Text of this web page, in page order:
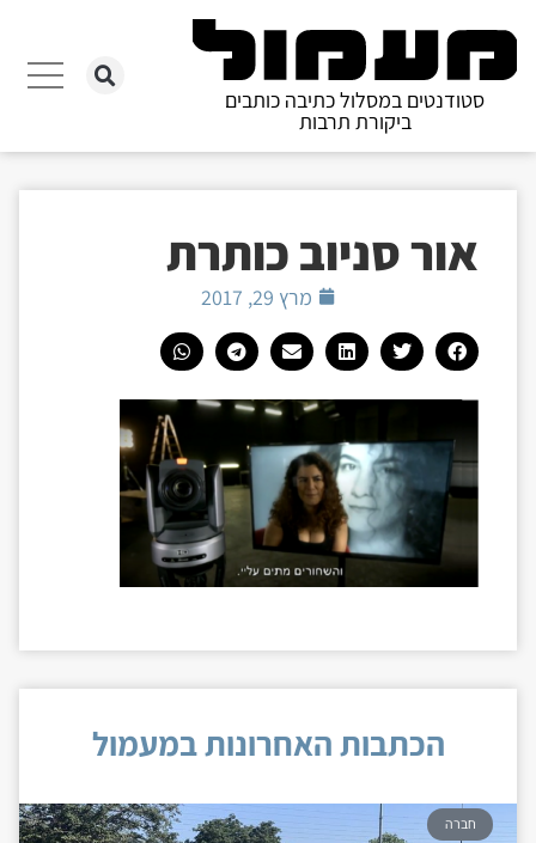
סטודנטים במסלול כתיבה כותבים
ביקורת תרבות
אור סניוב כותרת
מרץ 29, 2017
הכתבות האחרונות במעמול
חברה